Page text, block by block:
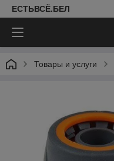
ЕСТЬВСЁ.БЕЛ
Товары и услуги